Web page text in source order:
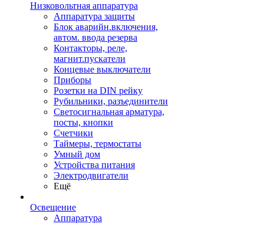
Низковольтная аппаратура
Аппаратура защиты
Блок аварийн.включения,
автом. ввода резерва
Контакторы, реле,
магнит.пускатели
Концевые выключатели
Приборы
Розетки на DIN рейку
Рубильники, разъединители
Светосигнальная арматура,
посты, кнопки
Счетчики
Таймеры, термостаты
Умный дом
Устройства питания
Электродвигатели
Ещё
Освещение
Аппаратура